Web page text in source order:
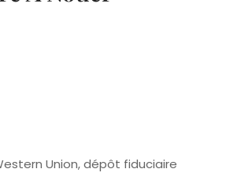
Union, dépôt fiduciaire